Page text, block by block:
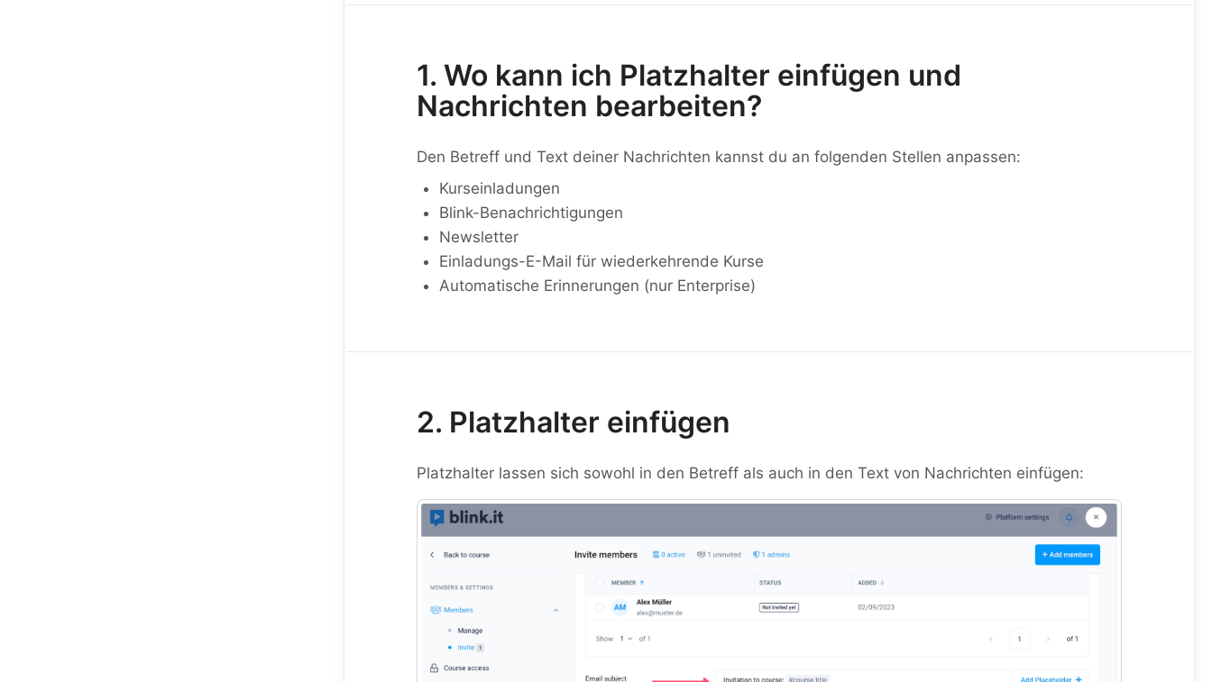
1. Wo kann ich Platzhalter einfügen und
Nachrichten bearbeiten?
Den Betreff und Text deiner Nachrichten kannst du an folgenden Stellen anpassen:
Kurseinladungen
Blink-Benachrichtigungen
Newsletter
Einladungs-E-Mail für wiederkehrende Kurse
Automatische Erinnerungen (nur Enterprise)
2. Platzhalter einfügen
Platzhalter lassen sich sowohl in den Betreff als auch in den Text von Nachrichten einfügen: